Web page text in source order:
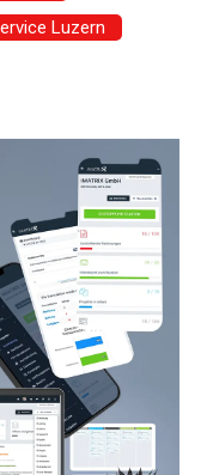
Luzern